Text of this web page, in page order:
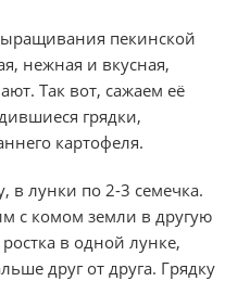
пекинской
нежная и вкусная,
Так вот, сажаем её
грядки,
картофеля.
в лунки по 2-3 семечка.
с комом земли в другую
в одной лунке,
друг от друга. Грядку